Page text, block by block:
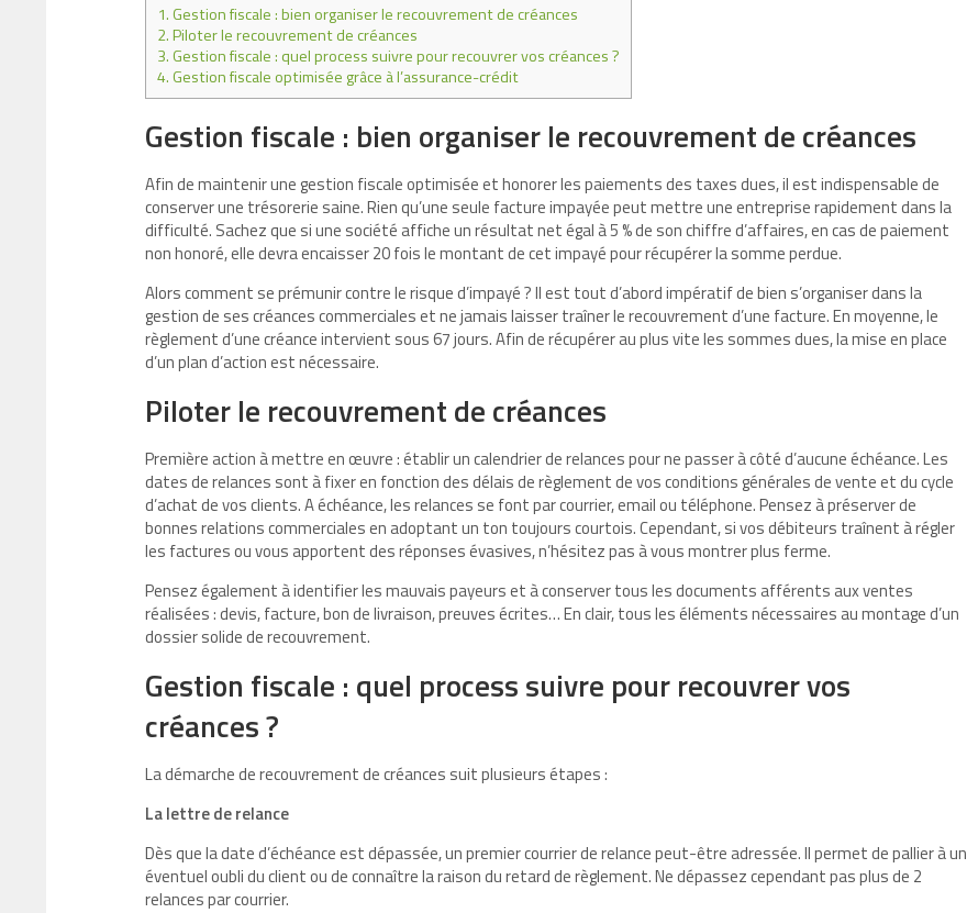
1.Gestion fiscale : bien organiser le recouvrement de créances
2.Piloter le recouvrement de créances
3.Gestion fiscale : quel process suivre pour recouvrer vos créances ?
4.Gestion fiscale optimisée grâce à l’assurance-crédit
Gestion fiscale : bien organiser le recouvrement de créances
Afin de maintenir une gestion fiscale optimisée et honorer les paiements des taxes dues, il est indispensable de
conserver une trésorerie saine. Rien qu’une seule facture impayée peut mettre une entreprise rapidement dans la
difficulté. Sachez que si une société affiche un résultat net égal à 5 % de son chiffre d’affaires, en cas de paiement
non honoré, elle devra encaisser 20 fois le montant de cet impayé pour récupérer la somme perdue.
Alors comment se prémunir contre le risque d’impayé ? Il est tout d’abord impératif de bien s’organiser dans la
gestion de ses créances commerciales et ne jamais laisser traîner le recouvrement d’une facture. En moyenne, le
règlement d’une créance intervient sous 67 jours. Afin de récupérer au plus vite les sommes dues, la mise en place
d’un plan d’action est nécessaire.
Piloter le recouvrement de créances
Première action à mettre en œuvre : établir un calendrier de relances pour ne passer à côté d’aucune échéance. Les
dates de relances sont à fixer en fonction des délais de règlement de vos conditions générales de vente et du cycle
d’achat de vos clients. A échéance, les relances se font par courrier, email ou téléphone. Pensez à préserver de
bonnes relations commerciales en adoptant un ton toujours courtois. Cependant, si vos débiteurs traînent à régler
les factures ou vous apportent des réponses évasives, n’hésitez pas à vous montrer plus ferme.
Pensez également à identifier les mauvais payeurs et à conserver tous les documents afférents aux ventes
réalisées : devis, facture, bon de livraison, preuves écrites… En clair, tous les éléments nécessaires au montage d’un
dossier solide de recouvrement.
Gestion fiscale : quel process suivre pour recouvrer vos
créances ?
La démarche de recouvrement de créances suit plusieurs étapes :
La lettre de relance
Dès que la date d’échéance est dépassée, un premier courrier de relance peut-être adressée. Il permet de pallier à un
éventuel oubli du client ou de connaître la raison du retard de règlement. Ne dépassez cependant pas plus de 2
relances par courrier.